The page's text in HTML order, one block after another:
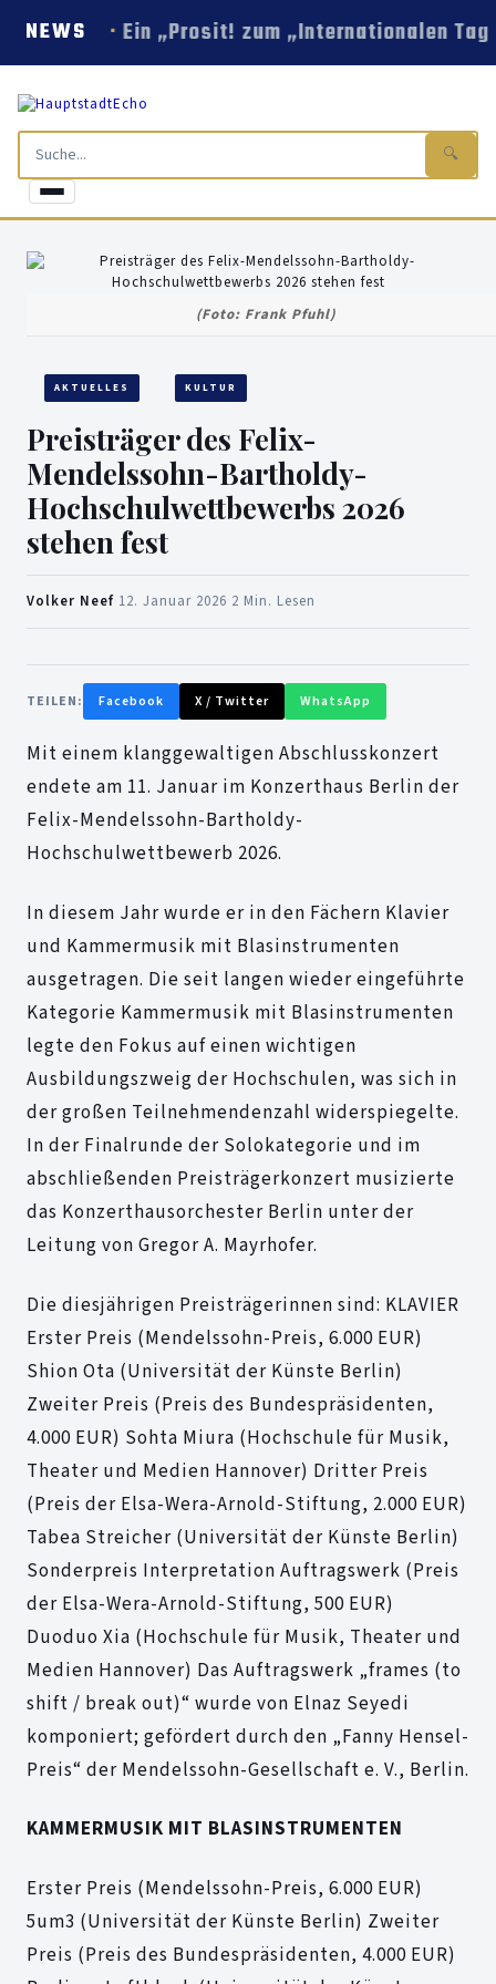
NEWS Ein „Prosit! zum „Internationalen
🔍
(Foto: Frank Pfuhl)
AKTUELLES KULTUR
Preisträger des Felix-
Mendelssohn-Bartholdy-
Hochschulwettbewerbs 2026
stehen fest
Volker Neef 12. Januar 2026 2 Min. Lesen
TEILEN: Facebook X / Twitter WhatsApp
Mit einem klanggewaltigen Abschlusskonzert
endete am 11. Januar im Konzerthaus Berlin der
Felix-Mendelssohn-Bartholdy-
Hochschulwettbewerb 2026.
In diesem Jahr wurde er in den Fächern Klavier
und Kammermusik mit Blasinstrumenten
ausgetragen. Die seit langen wieder eingeführte
Kategorie Kammermusik mit Blasinstrumenten
legte den Fokus auf einen wichtigen
Ausbildungszweig der Hochschulen, was sich in
der großen Teilnehmendenzahl widerspiegelte.
In der Finalrunde der Solokategorie und im
abschließenden Preisträgerkonzert musizierte
das Konzerthausorchester Berlin unter der
Leitung von Gregor A. Mayrhofer.
Die diesjährigen Preisträgerinnen sind: KLAVIER
Erster Preis (Mendelssohn-Preis, 6.000 EUR)
Shion Ota (Universität der Künste Berlin)
Zweiter Preis (Preis des Bundespräsidenten,
4.000 EUR) Sohta Miura (Hochschule für Musik,
Theater und Medien Hannover) Dritter Preis
(Preis der Elsa-Wera-Arnold-Stiftung, 2.000 EUR)
Tabea Streicher (Universität der Künste Berlin)
Sonderpreis Interpretation Auftragswerk (Preis
der Elsa-Wera-Arnold-Stiftung, 500 EUR)
Duoduo Xia (Hochschule für Musik, Theater und
Medien Hannover) Das Auftragswerk „frames (to
shift / break out)“ wurde von Elnaz Seyedi
komponiert; gefördert durch den „Fanny Hensel-
Preis“ der Mendelssohn-Gesellschaft e. V., Berlin.
KAMMERMUSIK MIT BLASINSTRUMENTEN
Erster Preis (Mendelssohn-Preis, 6.000 EUR)
5um3 (Universität der Künste Berlin) Zweiter
Preis (Preis des Bundespräsidenten, 4.000 EUR)